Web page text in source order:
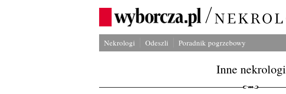
Nekrologi Odeszli Poradnik pogrzebowy
Inne nekrologi